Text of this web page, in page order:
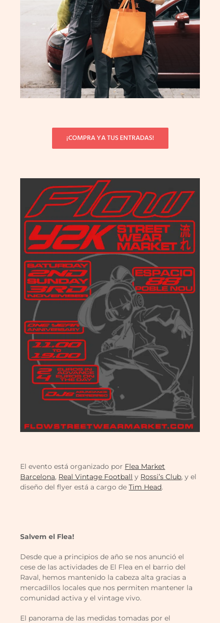
¡COMPRA YA TUS ENTRADAS!
El evento está organizado por Flea Market
Barcelona, Real Vintage Football y Rossi’s Club, y el
diseño del flyer está a cargo deTim Head.
Salvem el Flea!
Desde que a principios de año se nos anunció el
cese de las actividades de El Flea en el barrio del
Raval, hemos mantenido la cabeza alta gracias a
mercadillos locales que nos permiten mantener la
comunidad activa y el vintage vivo.
El panorama de las medidas tomadas por el